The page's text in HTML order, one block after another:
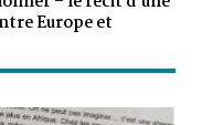
Europe et